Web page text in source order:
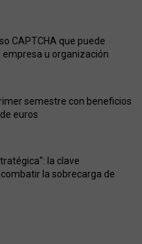
CAPTCHA que puede
empresa u organización
semestre con beneficios
euros
la clave
la sobrecarga de